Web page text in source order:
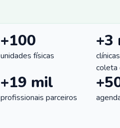
+100
unidades físicas
+3
coleta
+19 mil
profissionais parceiros